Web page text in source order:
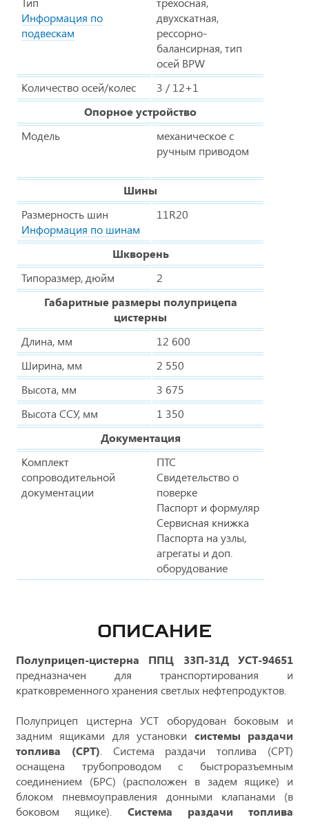
Информация по
подвескам
двухскатная,
рессорно-
балансирная, тип
осей BPW
Количество осей/колес
3 / 12+1
Опорное устройство
Модель
механическое с
ручным приводом
Шины
Размерность шин
Информация по шинам
11R20
Шкворень
Типоразмер, дюйм
2
Габаритные размеры полуприцепа
цистерны
Длина, мм
12 600
Ширина, мм
2 550
Высота, мм
3 675
Высота ССУ, мм
1 350
Документация
Комплект
сопроводительной
документации
ПТС
Свидетельство о
поверке
Паспорт и формуляр
Сервисная книжка
Паспорта на узлы,
агрегаты и доп.
оборудование
ОПИСАНИЕ
Полуприцеп-цистерна ППЦ 33П-31Д УСТ-94651
предназначен для транспортирования и
кратковременного хранения светлых нефтепродуктов.
Полуприцеп цистерна УСТ оборудован боковым и
задним ящиками для установки системы раздачи
топлива (СРТ) . Система раздачи топлива (СРТ)
оснащена трубопроводом с быстроразъемным
соединением (БРС) (расположен в задем ящике) и
блоком пневмоуправления донными клапанами (в
боковом ящике). Система раздачи топлива